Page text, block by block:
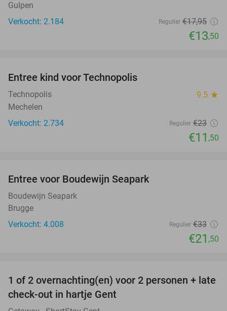
Gulpen
Verkocht: 2.184
Regulier €17,95
€13,50
Entree kind voor Technopolis
Technopolis 9.5 star
Mechelen
Verkocht: 2.734
Regulier €23
€11 ,50
Entree voor Boudewijn Seapark
Boudewijn Seapark
Brugge
Verkocht: 4.008
Regulier €33
€21 ,50
44%
1 of 2 overnachting(en) voor 2 personen + late
check-out in hartje Gent